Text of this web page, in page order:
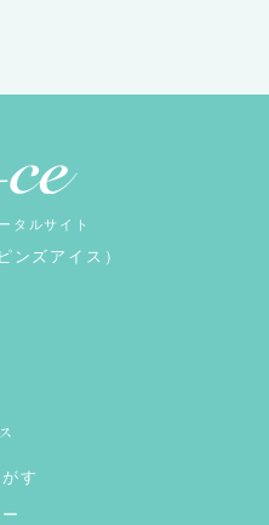
タルサイト
ンズアイス）
す